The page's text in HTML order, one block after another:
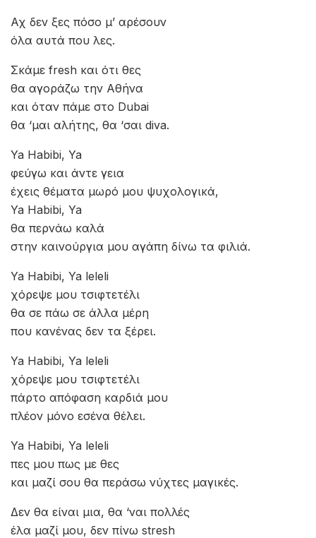
Αχ δεν ξες πόσο μ’ αρέσουν
όλα αυτά που λες.
Σκάμε fresh και ότι θες
θα αγοράζω την Αθήνα
και όταν πάμε στο Dubai
θα ‘μαι αλήτης, θα ‘σαι diva.
Ya Habibi, Ya
φεύγω και άντε γεια
έχεις θέματα μωρό μου ψυχολογικά,
Ya Habibi, Ya
θα περνάω καλά
στην καινούργια μου αγάπη δίνω τα φιλιά.
Ya Habibi, Ya leleli
χόρεψε μου τσιφτετέλι
θα σε πάω σε άλλα μέρη
που κανένας δεν τα ξέρει.
Ya Habibi, Ya leleli
χόρεψε μου τσιφτετέλι
πάρτο απόφαση καρδιά μου
πλέον μόνο εσένα θέλει.
Ya Habibi, Ya leleli
πες μου πως με θες
και μαζί σου θα περάσω νύχτες μαγικές.
Δεν θα είναι μια, θα ‘ναι πολλές
έλα μαζί μου, δεν πίνω stresh